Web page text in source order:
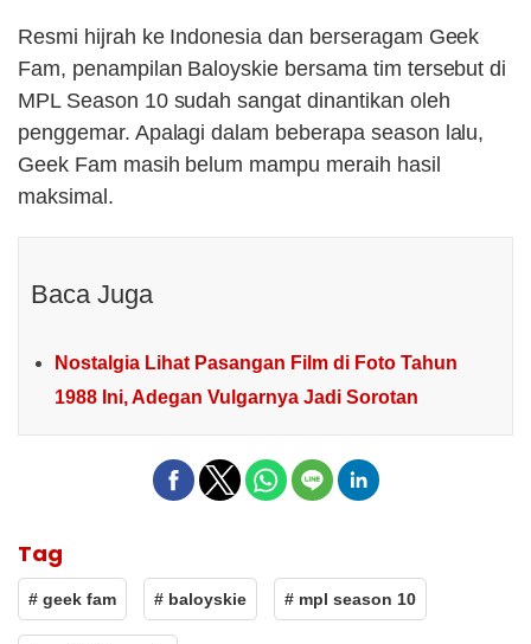
Resmi hijrah ke Indonesia dan berseragam Geek
Fam, penampilan Baloyskie bersama tim tersebut di
MPL Season 10 sudah sangat dinantikan oleh
penggemar. Apalagi dalam beberapa season lalu,
Geek Fam masih belum mampu meraih hasil
maksimal.
Baca Juga
Nostalgia Lihat Pasangan Film di Foto Tahun
1988 Ini, Adegan Vulgarnya Jadi Sorotan
Tag
# geek fam # baloyskie # mpl season 10